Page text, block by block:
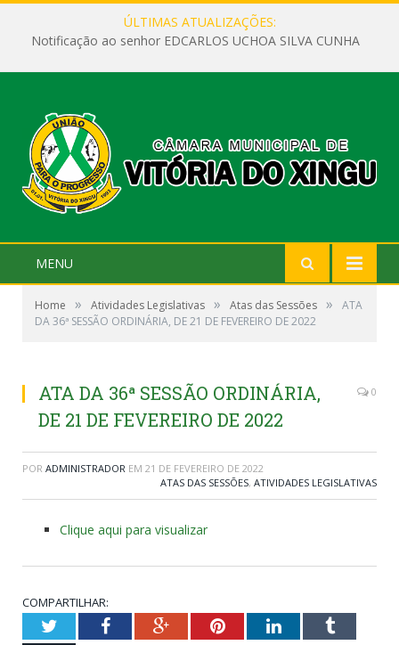
ÚLTIMAS ATUALIZAÇÕES:
Notificação ao senhor EDCARLOS UCHOA SILVA CUNHA
MENU
Home » Atividades Legislativas » Atas das Sessões »
ATA
DA 36ª SESSÃO ORDINÁRIA, DE 21 DE FEVEREIRO DE 2022
ATA DA 36ª SESSÃO ORDINÁRIA,
DE 21 DE FEVEREIRO DE 2022
0
POR ADMINISTRADOR EM 21 DE FEVEREIRO DE 2022
ATAS DAS SESSÕES, ATIVIDADES LEGISLATIVAS
Clique aqui para visualizar
COMPARTILHAR:
TwitterFacebookGoogle+PinterestLinkedInTumblr